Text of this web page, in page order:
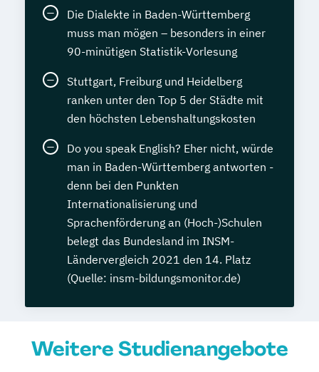
Die Dialekte in Baden-Württemberg
muss man mögen – besonders in einer
90-minütigen Statistik-Vorlesung
Stuttgart, Freiburg und Heidelberg
ranken unter den Top 5 der Städte mit
den höchsten Lebenshaltungskosten
Do you speak English? Eher nicht, würde
man in Baden-Württemberg antworten -
denn bei den Punkten
Internationalisierung und
Sprachenförderung an (Hoch-)Schulen
belegt das Bundesland im INSM-
Ländervergleich 2021 den 14. Platz
(Quelle: insm-bildungsmonitor.de)
Weitere Studienangebote